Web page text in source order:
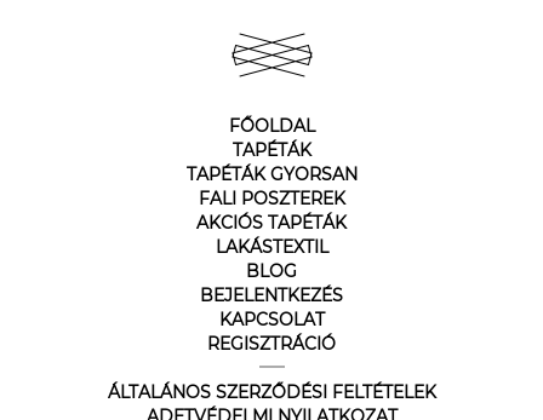
FŐOLDAL
TAPÉTÁK
TAPÉTÁK GYORSAN
FALI POSZTEREK
AKCIÓS TAPÉTÁK
LAKÁSTEXTIL
BLOG
BEJELENTKEZÉS
KAPCSOLAT
REGISZTRÁCIÓ
ÁLTALÁNOS SZERZŐDÉSI FELTÉTELEK